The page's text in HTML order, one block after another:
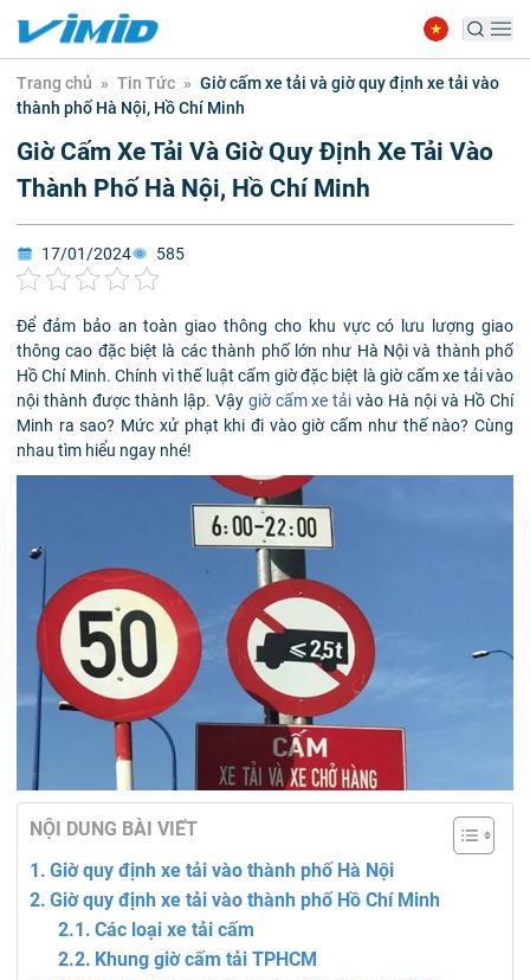
Trang chủ » Tin Tức » Giờ cấm xe tải và giờ quy định xe tải vào
thành phố Hà Nội, Hồ Chí Minh
Giờ Cấm Xe Tải Và Giờ Quy Định Xe Tải Vào
Thành Phố Hà Nội, Hồ Chí Minh
17/01/2024 585
Để đảm bảo an toàn giao thông cho khu vực có lưu lượng giao
thông cao đặc biệt là các thành phố lớn như Hà Nội và thành phố
Hồ Chí Minh. Chính vì thế luật cấm giờ đặc biệt là giờ cấm xe tải vào
nội thành được thành lập. Vậy giờ cấm xe tải vào Hà nội và Hồ Chí
Minh ra sao? Mức xử phạt khi đi vào giờ cấm như thế nào? Cùng
nhau tìm hiểu ngay nhé!
NỘI DUNG BÀI VIẾT
Giờ quy định xe tải vào thành phố Hà Nội
Giờ quy định xe tải vào thành phố Hồ Chí Minh
Các loại xe tải cấm
Khung giờ cấm tải TPHCM